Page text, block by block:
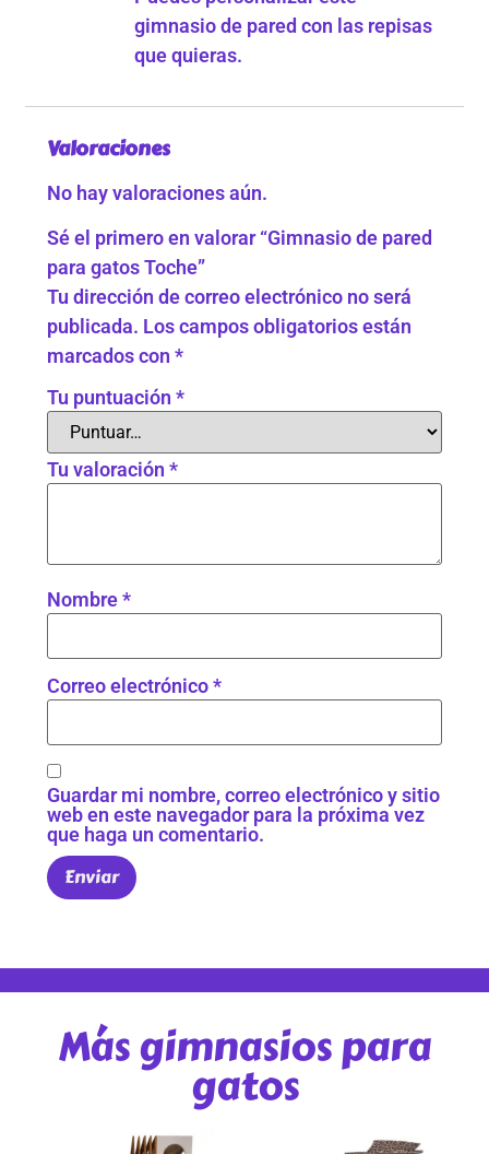
gimnasio de pared con las repisas
que quieras.
Valoraciones
No hay valoraciones aún.
Sé el primero en valorar “Gimnasio de pared
para gatos Toche”
Tu dirección de correo electrónico no será
publicada. Los campos obligatorios están
marcados con*
Tu puntuación*
Tu valoración*
Nombre*
Correo electrónico*
Guardar mi nombre, correo electrónico y sitio
web en este navegador para la próxima vez
que haga un comentario.
Más gimnasios para
gatos